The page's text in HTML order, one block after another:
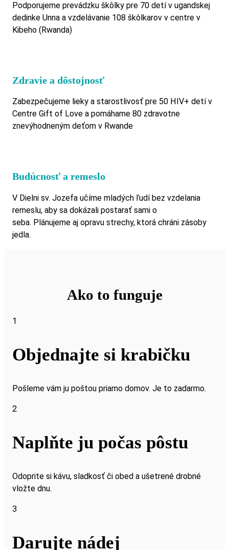
Podporujeme prevádzku škôlky pre 70 detí v ugandskej
dedinke Unna a vzdelávanie 108 škôlkarov v centre v
Kibeho (Rwanda)
Zdravie a dôstojnosť
Zabezpečujeme lieky a starostlivosť pre 50 HIV+ detí v
Centre Gift of Love a pomáhame 80 zdravotne
znevýhodneným deťom v Rwande
Budúcnosť a remeslo
V Dielni sv. Jozefa učíme mladých ľudí bez vzdelania
remeslu, aby sa dokázali postarať sami o
seba. Plánujeme aj opravu strechy, ktorá chráni zásoby
jedla.
Ako to funguje
1
Objednajte si krabičku
Pošleme vám ju poštou priamo domov. Je to zadarmo.
2
Naplňte ju počas pôstu
Odoprite si kávu, sladkosť či obed a ušetrené drobné
vložte dnu.
3
Darujte nádej